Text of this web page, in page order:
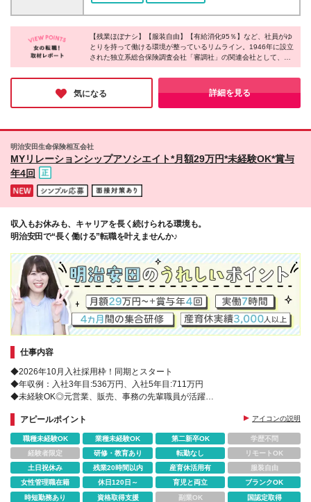
【残業ほぼナシ】【服装自由】【有給消化95％】など、社員がゆ
とりを持って働ける環境が整っているリムライン。1946年に設立
された独立系総合保険調査会社「審調社」の関連会社として、景
気に左右されにくい経営基盤が整っているそうです。現在、3種
類のオペレーションスタッフのポジションを募集しており、それ
ぞれ魅力的な仕事内容のため、あなたが興味のある分野があれば
ぜひご応募ください！
気になる 詳細を見る
明治安田生命保険相互会社
MYリレーションシップアソシエイト*月額29万円*未経験OK*賞与
年4回
収入もお休みも、キャリアを長く続けられる環境も。
明治安田で“長く働ける”転職を叶えませんか♪
仕事内容
◆2026年10月入社採用枠！同期とスタート
◆年収例：入社3年目:536万円、入社5年目:711万円
◆未経験OK◎元営業、販売、事務の先輩職員が活躍
アピールポイント
アイコンの説明
職種未経験OK 業種未経験OK 第二新卒OK
学歴不問
経験者限定
研修・教育あり 転勤なし
リモートOK
土日祝休み
残業20時間以内 産育休活用有
服装自由
女性管理職在籍
休日120日～ 育児と両立
ブランクOK
時短勤務あり
資格取得支援 副業OK 国認定取得